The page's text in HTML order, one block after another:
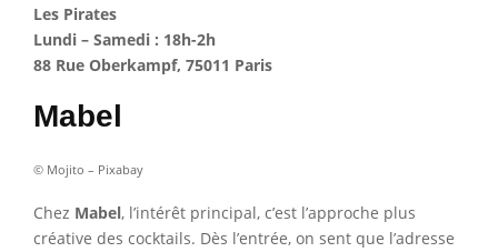
Les Pirates
Lundi – Samedi : 18h-2h
88 Rue Oberkampf, 75011 Paris
Mabel
© Mojito – Pixabay
Chez Mabel, l’intérêt principal, c’est l’approche plus
créative des cocktails. Dès l’entrée, on sent que l’adresse